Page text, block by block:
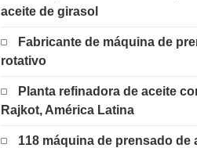
aceite de girasol
Fabricante de máquina de
rotativo
Planta refinadora de aceite
Rajkot, América Latina
118 máquina de prensado de